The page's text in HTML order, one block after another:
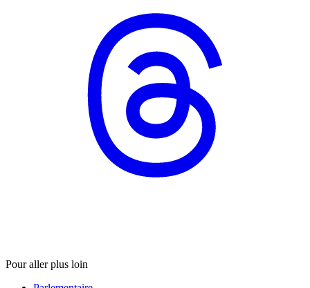
Pour aller plus loin